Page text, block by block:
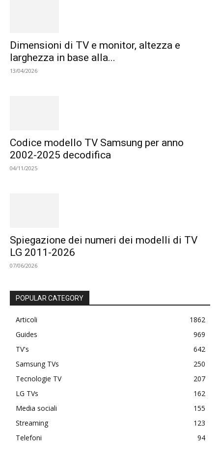
Dimensioni di TV e monitor, altezza e
larghezza in base alla...
13/04/2026
Codice modello TV Samsung per anno
2002-2025 decodifica
04/11/2025
Spiegazione dei numeri dei modelli di TV
LG 2011-2026
07/06/2026
POPULAR CATEGORY
Articoli
1862
Guides
969
TV's
642
Samsung TVs
250
Tecnologie TV
207
LG TVs
162
Media sociali
155
Streaming
123
Telefoni
94